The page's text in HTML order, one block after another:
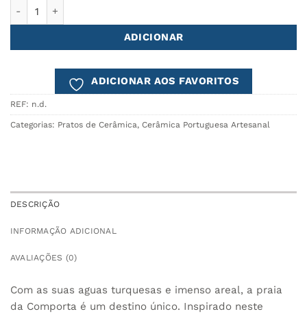
ADICIONAR
ADICIONAR AOS FAVORITOS
REF: n.d.
Categorias: Pratos de Cerâmica, Cerâmica Portuguesa Artesanal
DESCRIÇÃO
INFORMAÇÃO ADICIONAL
AVALIAÇÕES (0)
Com as suas aguas turquesas e imenso areal, a praia
da Comporta é um destino único. Inspirado neste